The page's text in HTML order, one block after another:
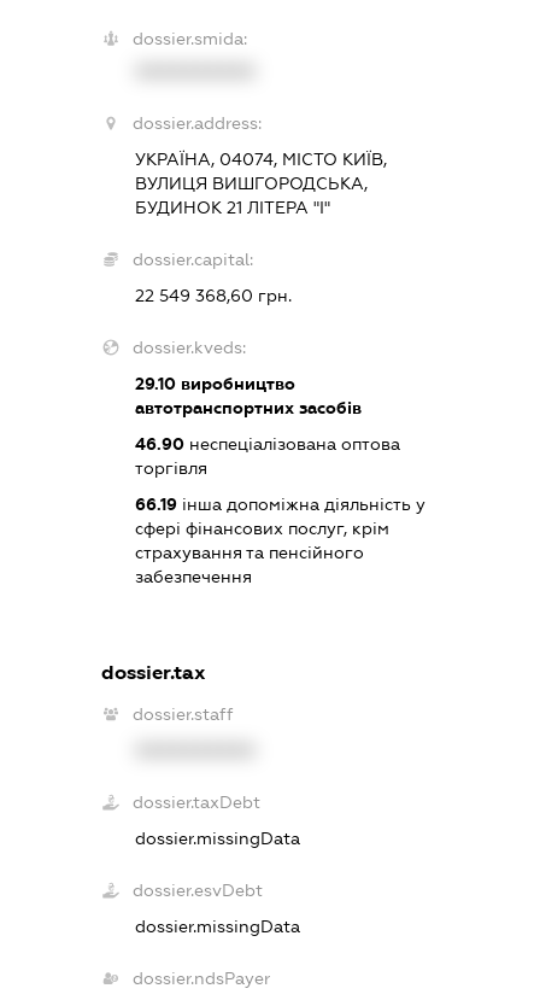
dossier.smida:
dossier.address:
УКРАЇНА, 04074, МІСТО КИЇВ,
ВУЛИЦЯ ВИШГОРОДСЬКА,
БУДИНОК 21 ЛІТЕРА "І"
dossier.capital:
22 549 368,60 грн.
dossier.kveds:
29.10виробництво
автотранспортних засобів
46.90неспеціалізована оптова
торгівля
66.19інша допоміжна діяльність у
сфері фінансових послуг, крім
страхування та пенсійного
забезпечення
dossier.tax
dossier.staff
dossier.taxDebt
dossier.missingData
dossier.esvDebt
dossier.missingData
dossier.ndsPayer